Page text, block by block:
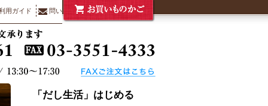
用ガイド 問い合わせ
「だし生活」はじめる